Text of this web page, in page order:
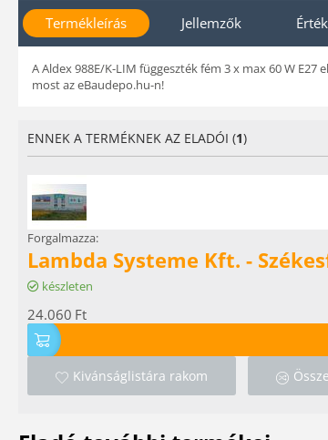
Termékleírás Jellemzők
A Aldex 988E/K-LIM függeszték fém 3 x max 60 W
most az eBaudepo.hu-n!
ENNEK A TERMÉKNEK AZ ELADÓI (1)
Forgalmazza:
Lambda Systeme Kft. -
készleten
24.060 Ft
Kivánságlistára rakom